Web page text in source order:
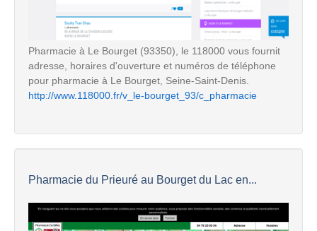
Pharmacie à Le Bourget (93350), le 118000 vous fournit
adresse, horaires d'ouverture et numéros de téléphone
pour pharmacie à Le Bourget, Seine-Saint-Denis.
http://www.118000.fr/v_le-bourget_93/c_pharmacie
Pharmacie du Prieuré au Bourget du Lac en...